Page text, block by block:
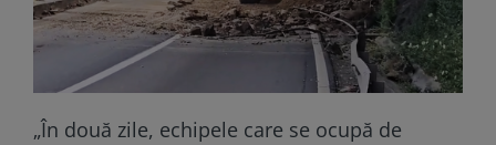
„În două zile, echipele care se ocupă de